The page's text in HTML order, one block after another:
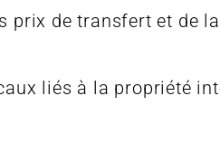
prix de transfert et de
liés à la propriété